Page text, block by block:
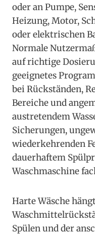
oder an Pumpe,
Heizung, Motor,
oder elektrischen
Normale
auf richtige
geeignetes
bei Rückständen,
Bereiche und
austretendem
Sicherungen,
wiederkehrenden
dauerhaftem
Waschmaschine
Harte Wäsche
Spülen und der